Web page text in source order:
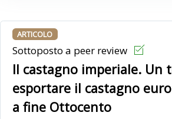
ARTICOLO
Sottoposto a peer review
Il castagno imperiale. Un
esportare il castagno
a fine Ottocento